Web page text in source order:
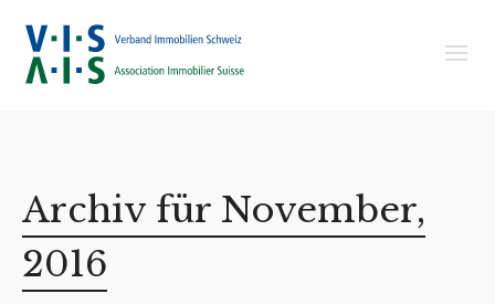
Archiv für November,
2016